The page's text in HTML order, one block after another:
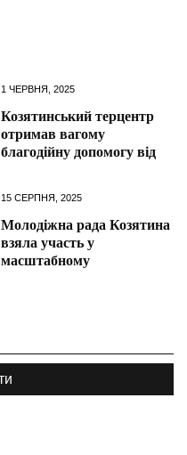
1 ЧЕРВНЯ, 2025
Козятинський терцентр
отримав вагому
благодійну допомогу від
15 СЕРПНЯ, 2025
Молодіжна рада Козятина
взяла участь у
масштабному